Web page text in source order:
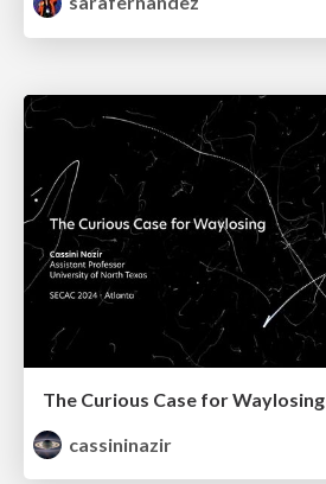
The Curious Case for Waylosing
cassininazir